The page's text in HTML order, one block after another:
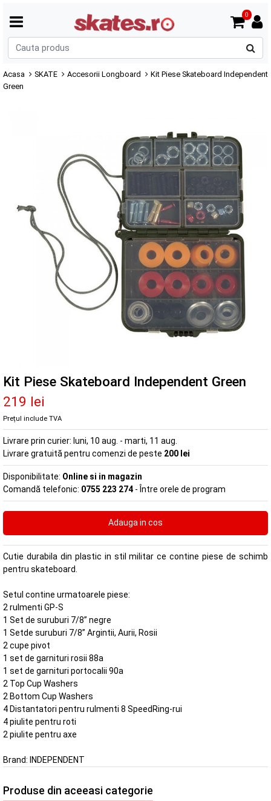
0
Acasa SKATE Accesorii Longboard
Kit Piese Skateboard Independent
Green
Kit Piese Skateboard Independent Green
219 lei
Prețul include TVA
Livrare prin curier: luni, 10 aug. - marti, 11 aug.
Livrare gratuită pentru comenzi de peste 200 lei
Disponibilitate: Online si in magazin
Comandă telefonic: 0755 223 274 - Între orele de program
Cutie durabila din plastic in stil militar ce contine piese de schimb
pentru skateboard.
Setul contine urmatoarele piese:
2 rulmenti GP-S
1 Set de suruburi 7/8” negre
1 Setde suruburi 7/8” Argintii, Aurii, Rosii
2 cupe pivot
1 set de garnituri rosii 88a
1 set de garnituri portocalii 90a
2 Top Cup Washers
2 Bottom Cup Washers
4 Distantatori pentru rulmenti 8 SpeedRing-rui
4 piulite pentru roti
2 piulite pentru axe
Brand: INDEPENDENT
Produse din aceeasi categorie